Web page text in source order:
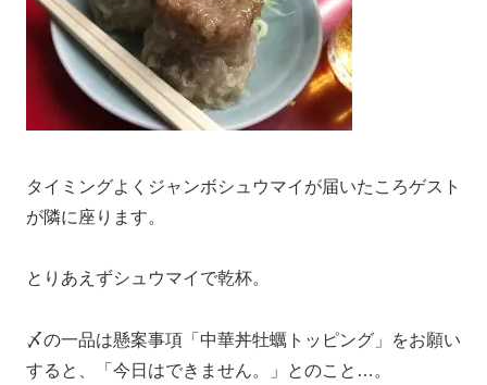
タイミングよくジャンボシュウマイが届いたころゲスト
が隣に座ります。
とりあえずシュウマイで乾杯。
〆の一品は懸案事項「中華丼牡蠣トッピング」をお願い
すると、「今日はできません。」とのこと…。